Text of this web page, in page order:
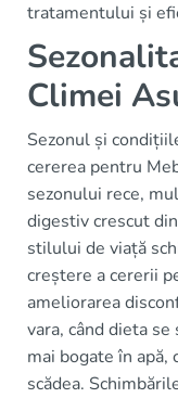
tratamentului și
Climei
Sezonul și
cererea pentru
sezonului rece,
digestiv crescut
stilului de viață
creștere a cererii
ameliorarea
vara, când dieta
mai bogate în
scădea.